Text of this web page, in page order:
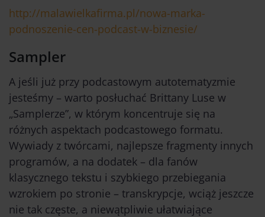
http://malawielkafirma.pl/nowa-marka-
podnoszenie-cen-podcast-w-biznesie/
Sampler
A jeśli już przy podcastowym autotematyzmie
jesteśmy – warto posłuchać Brittany Luse w
„Samplerze”, w którym koncentruje się na
różnych aspektach podcastowego formatu.
Wywiady z twórcami, najlepsze fragmenty innych
programów, a na dodatek – dla fanów
klasycznego tekstu i szybkiego przebiegania
wzrokiem po stronie – transkrypcje, wciąż jeszcze
nie tak częste, a niewątpliwie ułatwiające